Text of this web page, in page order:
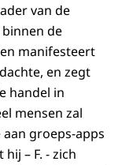
van de
de
manifesteert
en zegt
handel in
mensen zal
groeps-apps
– F. - zich